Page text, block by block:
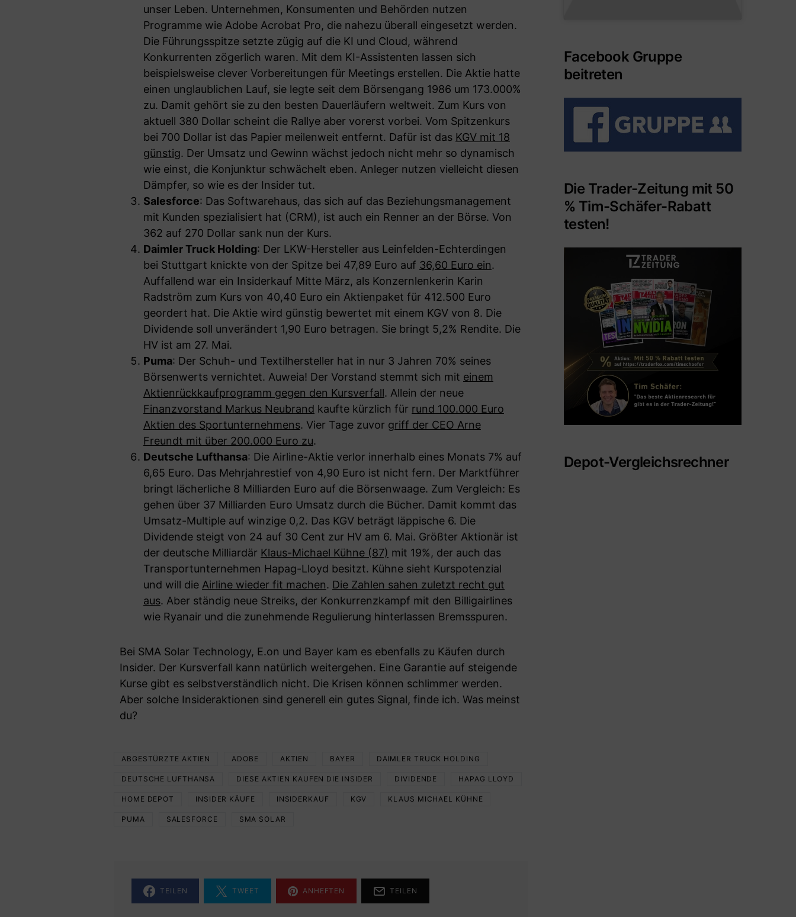
unser Leben. Unternehmen, Konsumenten und Behörden nutzen
Programme wie Adobe Acrobat Pro, die nahezu überall eingesetzt werden.
Die Führungsspitze setzte zügig auf die KI und Cloud, während
Konkurrenten zögerlich waren. Mit dem KI-Assistenten lassen sich
beispielsweise clever Vorbereitungen für Meetings erstellen. Die Aktie hatte
einen unglaublichen Lauf, sie legte seit dem Börsengang 1986 um 173.000%
zu. Damit gehört sie zu den besten Dauerläufern weltweit. Zum Kurs von
aktuell 380 Dollar scheint die Rallye aber vorerst vorbei. Vom Spitzenkurs
bei 700 Dollar ist das Papier meilenweit entfernt. Dafür ist das KGV mit 18
günstig. Der Umsatz und Gewinn wächst jedoch nicht mehr so dynamisch
wie einst, die Konjunktur schwächelt eben. Anleger nutzen vielleicht diesen
Dämpfer, so wie es der Insider tut.
Salesforce: Das Softwarehaus, das sich auf das Beziehungsmanagement
mit Kunden spezialisiert hat (CRM), ist auch ein Renner an der Börse. Von
362 auf 270 Dollar sank nun der Kurs.
Daimler Truck Holding: Der LKW-Hersteller aus Leinfelden-Echterdingen
bei Stuttgart knickte von der Spitze bei 47,89 Euro auf 36,60 Euro ein.
Auffallend war ein Insiderkauf Mitte März, als Konzernlenkerin Karin
Radström zum Kurs von 40,40 Euro ein Aktienpaket für 412.500 Euro
geordert hat. Die Aktie wird günstig bewertet mit einem KGV von 8. Die
Dividende soll unverändert 1,90 Euro betragen. Sie bringt 5,2% Rendite. Die
HV ist am 27. Mai.
Puma: Der Schuh- und Textilhersteller hat in nur 3 Jahren 70% seines
Börsenwerts vernichtet. Auweia! Der Vorstand stemmt sich mit einem
Aktienrückkaufprogramm gegen den Kursverfall. Allein der neue
Finanzvorstand Markus Neubrand kaufte kürzlich für rund 100.000 Euro
Aktien des Sportunternehmens. Vier Tage zuvor griff der CEO Arne
Freundt mit über 200.000 Euro zu.
Deutsche Lufthansa: Die Airline-Aktie verlor innerhalb eines Monats 7% auf
6,65 Euro. Das Mehrjahrestief von 4,90 Euro ist nicht fern. Der Marktführer
bringt lächerliche 8 Milliarden Euro auf die Börsenwaage. Zum Vergleich: Es
gehen über 37 Milliarden Euro Umsatz durch die Bücher. Damit kommt das
Umsatz-Multiple auf winzige 0,2. Das KGV beträgt läppische 6. Die
Dividende steigt von 24 auf 30 Cent zur HV am 6. Mai. Größter Aktionär ist
der deutsche Milliardär Klaus-Michael Kühne (87) mit 19%, der auch das
Transportunternehmen Hapag-Lloyd besitzt. Kühne sieht Kurspotenzial
und will die Airline wieder fit machen. Die Zahlen sahen zuletzt recht gut
aus. Aber ständig neue Streiks, der Konkurrenzkampf mit den Billigairlines
wie Ryanair und die zunehmende Regulierung hinterlassen Bremsspuren.
Bei SMA Solar Technology, E.on und Bayer kam es ebenfalls zu Käufen durch
Insider. Der Kursverfall kann natürlich weitergehen. Eine Garantie auf steigende
Kurse gibt es selbstverständlich nicht. Die Krisen können schlimmer werden.
Aber solche Insideraktionen sind generell ein gutes Signal, finde ich. Was meinst
du?
ABGESTÜRZTE AKTIEN ADOBE AKTIEN BAYER DAIMLER TRUCK HOLDING
DEUTSCHE LUFTHANSA DIESE AKTIEN KAUFEN DIE INSIDER DIVIDENDE HAPAG LLOYD
HOME DEPOT INSIDER KÄUFE INSIDERKAUF KGV KLAUS MICHAEL KÜHNE
PUMA SALESFORCE SMA SOLAR
TEILEN TWEET ANHEFTEN TEILEN
Facebook Gruppe
beitreten
Die Trader-Zeitung mit 50
% Tim-Schäfer-Rabatt
testen!
Depot-Vergleichsrechner